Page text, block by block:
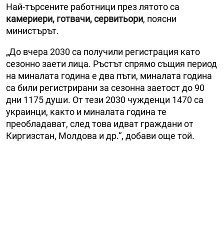
Най-търсените работници през лятото са
камериери, готвачи, сервитьори, поясни
министърът.
„До вчера 2030 са получили регистрация като
сезонно заети лица. Ръстът спрямо същия период
на миналата година е два пъти, миналата година
са били регистрирани за сезонна заетост до 90
дни 1175 души. От тези 2030 чужденци 1470 са
украинци, както и миналата година те
преобладават, след това идват граждани от
Киргизстан, Молдова и др.“, добави още той.